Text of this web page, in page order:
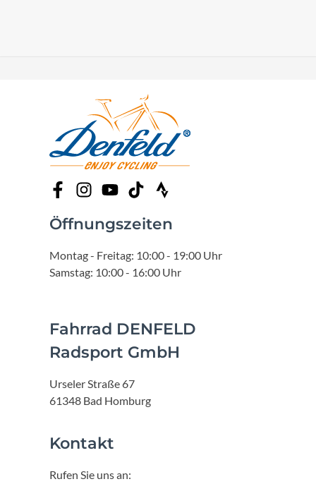
Öffnungszeiten
Montag - Freitag: 10:00 - 19:00 Uhr
Samstag: 10:00 - 16:00 Uhr
Fahrrad DENFELD
Radsport GmbH
Urseler Straße 67
61348 Bad Homburg
Kontakt
Rufen Sie uns an: